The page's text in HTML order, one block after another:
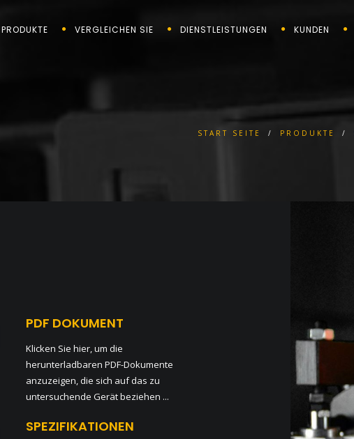
PRODUKTE VERGLEICHEN SIE DIENSTLEISTUNGEN KUNDEN
START SEITE / PRODUKTE /
PDF DOKUMENT
Klicken Sie hier, um die
herunterladbaren PDF-Dokumente
anzuzeigen, die sich auf das zu
untersuchende Gerät beziehen ...
SPEZIFIKATIONEN